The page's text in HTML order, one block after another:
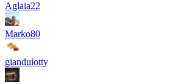
Aglaia22
Marko80
gianduiotty